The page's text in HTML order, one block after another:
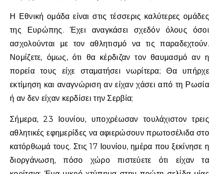
Η Εθνική ομάδα είναι στις τέσσερις καλύτερες ομάδες
της Ευρώπης. Έχει αναγκάσει σχεδόν όλους όσοι
ασχολούνται με τον αθλητισμό να τις παραδεχτούν.
Νομίζετε, όμως, ότι θα κέρδιζαν τον θαυμασμό αν η
πορεία τους είχε σταματήσει νωρίτερα; Θα υπήρχε
εκτίμηση και αναγνώριση αν είχαν χάσει από τη Ρωσία
ή αν δεν είχαν κερδίσει την Σερβία;
Σήμερα, 23 Ιουνίου, υποχρέωσαν τουλάχιστον τρεις
αθλητικές εφημερίδες να αφιερώσουν πρωτοσέλιδα στο
κατόρθωμά τους. Στις 17 Ιουνίου, ημέρα που ξεκίνησε η
διοργάνωση, πόσο χώρο πιστεύετε ότι είχαν τα